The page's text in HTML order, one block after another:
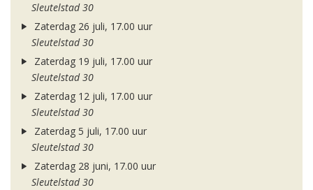
Sleutelstad 30
Zaterdag 26 juli, 17.00 uur
Sleutelstad 30
Zaterdag 19 juli, 17.00 uur
Sleutelstad 30
Zaterdag 12 juli, 17.00 uur
Sleutelstad 30
Zaterdag 5 juli, 17.00 uur
Sleutelstad 30
Zaterdag 28 juni, 17.00 uur
Sleutelstad 30